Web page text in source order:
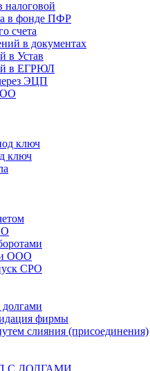
в фонде ПФР
счета
в документах
в Устав
в ЕГРЮЛ
ЭЦП
ключ
ключ
ООО
СРО
фирмы
слияния (присоединения)
С ДОЛГАМИ